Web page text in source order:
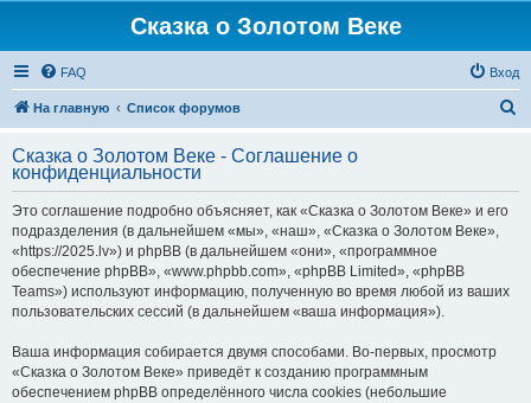
Сказка о Золотом Веке
FAQ Вход
На главную Список форумов
с
Сказка о Золотом Веке - Соглашение о
конфиденциальности
Это соглашение подробно объясняет, как «Сказка о Золотом Веке» и его
подразделения (в дальнейшем «мы», «наш», «Сказка о Золотом Веке»,
«https://2025.lv») и phpBB (в дальнейшем «они», «программное
обеспечение phpBB», «www.phpbb.com», «phpBB Limited», «phpBB
Teams») используют информацию, полученную во время любой из ваших
пользовательских сессий (в дальнейшем «ваша информация»).
Ваша информация собирается двумя способами. Во-первых, просмотр
«Сказка о Золотом Веке» приведёт к созданию программным
обеспечением phpBB определённого числа cookies (небольшие